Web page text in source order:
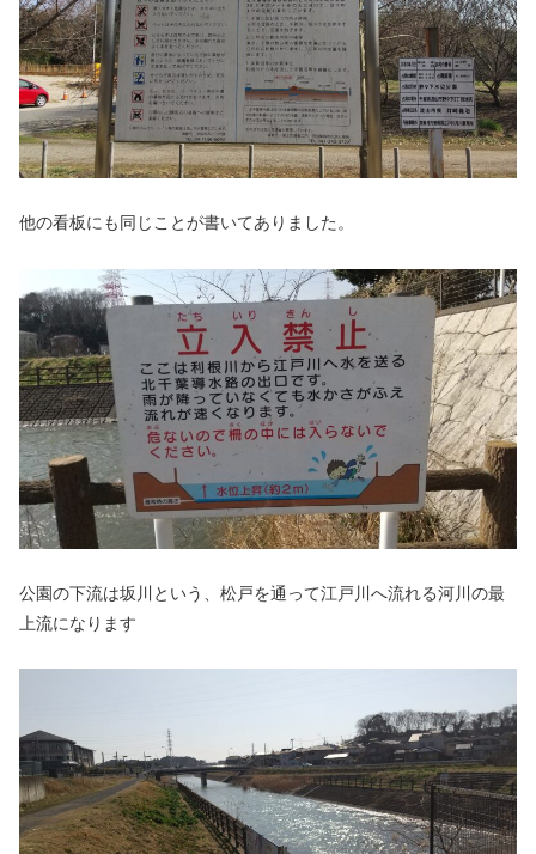
他の看板にも同じことが書いてありました。
公園の下流は坂川という、松戸を通って江戸川へ流れる河川の最
上流になります